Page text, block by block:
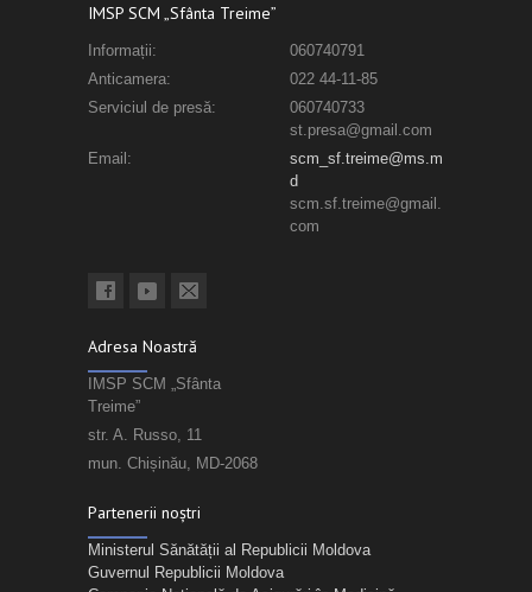
IMSP SCM „Sfânta Treime”
Informații:
060740791
Anticamera:
022 44-11-85
Serviciul de presă:
060740733
st.presa@gmail.com
Email:
scm_sf.treime@ms.m
d
scm.sf.treime@gmail.
com
Adresa Noastră
IMSP SCM „Sfânta
Treime”
str. A. Russo, 11
mun. Chișinău, MD-2068
Partenerii noștri
Ministerul Sănătății al Republicii Moldova
Guvernul Republicii Moldova